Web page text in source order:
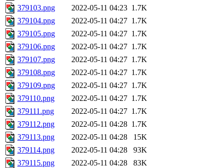
379103.png
2022-05-11 04:23 1.7K
379104.png
2022-05-11 04:27 1.7K
379105.png
2022-05-11 04:27 1.7K
379106.png
2022-05-11 04:27 1.7K
379107.png
2022-05-11 04:27 1.7K
379108.png
2022-05-11 04:27 1.7K
379109.png
2022-05-11 04:27 1.7K
379110.png
2022-05-11 04:27 1.7K
379111.png
2022-05-11 04:27 1.7K
379112.png
2022-05-11 04:28 1.7K
379113.png
2022-05-11 04:28
15K
379114.png
2022-05-11 04:28
93K
379115.png
2022-05-11 04:28
83K